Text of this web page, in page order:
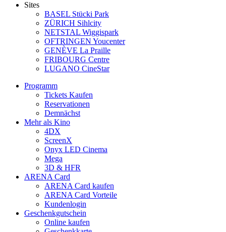
Sites
BASEL Stücki Park
ZÜRICH Sihlcity
NETSTAL Wiggispark
OFTRINGEN Youcenter
GENÈVE La Praille
FRIBOURG Centre
LUGANO CineStar
Programm
Tickets Kaufen
Reservationen
Demnächst
Mehr als Kino
4DX
ScreenX
Onyx LED Cinema
Mega
3D & HFR
ARENA Card
ARENA Card kaufen
ARENA Card Vorteile
Kundenlogin
Geschenkgutschein
Online kaufen